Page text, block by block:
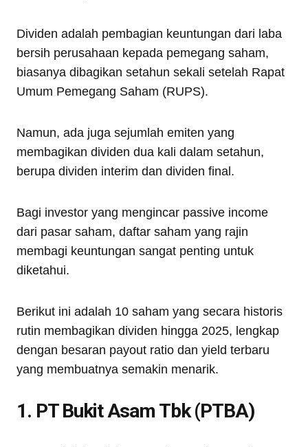
Dividen adalah pembagian keuntungan dari laba
bersih perusahaan kepada pemegang saham,
biasanya dibagikan setahun sekali setelah Rapat
Umum Pemegang Saham (RUPS).
Namun, ada juga sejumlah emiten yang
membagikan dividen dua kali dalam setahun,
berupa dividen interim dan dividen final.
Bagi investor yang mengincar passive income
dari pasar saham, daftar saham yang rajin
membagi keuntungan sangat penting untuk
diketahui.
Berikut ini adalah 10 saham yang secara historis
rutin membagikan dividen hingga 2025, lengkap
dengan besaran payout ratio dan yield terbaru
yang membuatnya semakin menarik.
1. PT Bukit Asam Tbk (PTBA)